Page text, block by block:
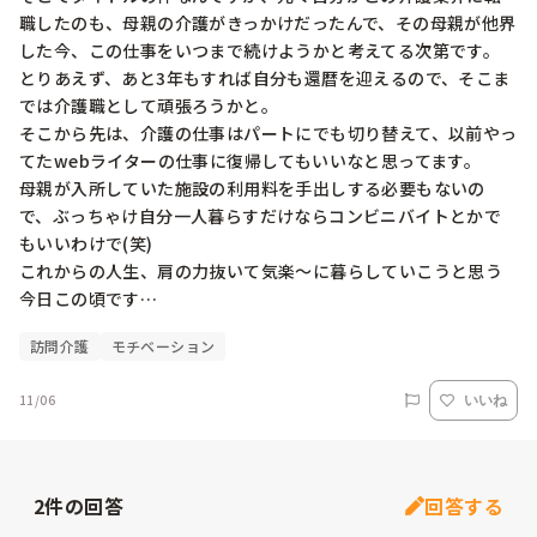
職したのも、母親の介護がきっかけだったんで、その母親が他界
した今、この仕事をいつまで続けようかと考えてる次第です。
とりあえず、あと3年もすれば自分も還暦を迎えるので、そこま
では介護職として頑張ろうかと。
そこから先は、介護の仕事はパートにでも切り替えて、以前やっ
てたwebライターの仕事に復帰してもいいなと思ってます。
母親が入所していた施設の利用料を手出しする必要もないの
で、ぶっちゃけ自分一人暮らすだけならコンビニバイトとかで
もいいわけで(笑)
これからの人生、肩の力抜いて気楽〜に暮らしていこうと思う
今日この頃です…
訪問介護 モチベーション
11/06 いいね
2件の回答 回答する